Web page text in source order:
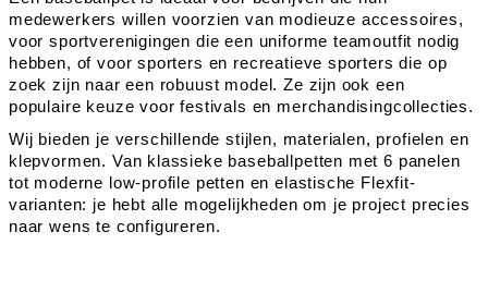
medewerkers willen voorzien van modieuze accessoires,
voor sportverenigingen die een uniforme teamoutfit nodig
hebben, of voor sporters en recreatieve sporters die op
zoek zijn naar een robuust model. Ze zijn ook een
populaire keuze voor festivals en merchandisingcollecties.
Wij bieden je verschillende stijlen, materialen, profielen en
klepvormen. Van klassieke baseballpetten met 6 panelen
tot moderne low-profile petten en elastische Flexfit-
varianten: je hebt alle mogelijkheden om je project precies
naar wens te configureren.